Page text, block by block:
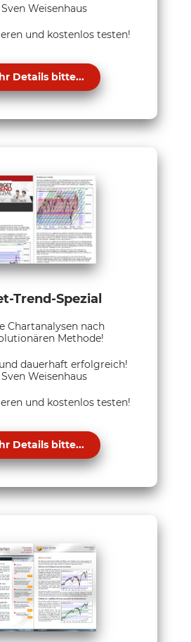
Weisenhaus
und kostenlos testen!
Details bitte...
Trend-Spezial
Chartanalysen nach
Methode!
dauerhaft erfolgreich!
Weisenhaus
und kostenlos testen!
Details bitte...